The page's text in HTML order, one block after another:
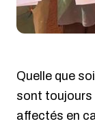
Quelle que
sont toujours
affectés en